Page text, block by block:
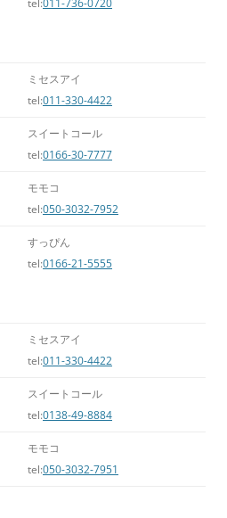
tel:011-736-0720
ミセスアイ
tel:011-330-4422
スイートコール
tel:0166-30-7777
モモコ
tel:050-3032-7952
すっぴん
tel:0166-21-5555
ミセスアイ
tel:011-330-4422
スイートコール
tel:0138-49-8884
モモコ
tel:050-3032-7951